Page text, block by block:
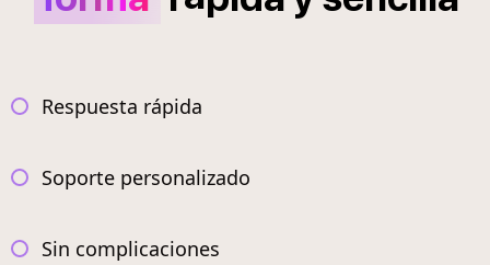
Respuesta rápida
Soporte personalizado
Sin complicaciones